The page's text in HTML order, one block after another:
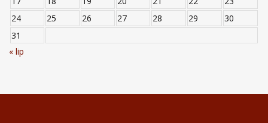
24
25 26 27 28 29
30
31
« lip